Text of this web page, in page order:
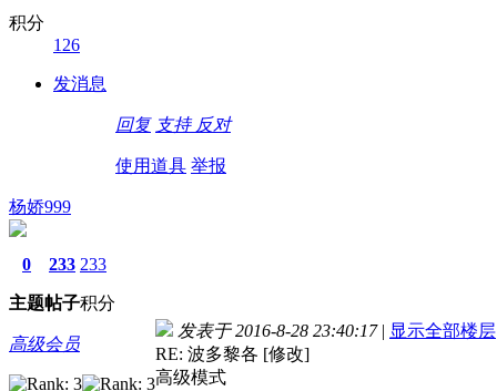
积分
126
发消息
回复 支持 反对
使用道具 举报
杨娇999
0
主题
233
帖子
233
积分
高级会员
发表于 2016-8-28 23:40:17 | 显示全部楼层
RE: 波多黎各 [修改]
高级模式